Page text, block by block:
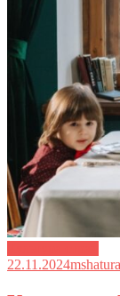
22.11.2024mshatura